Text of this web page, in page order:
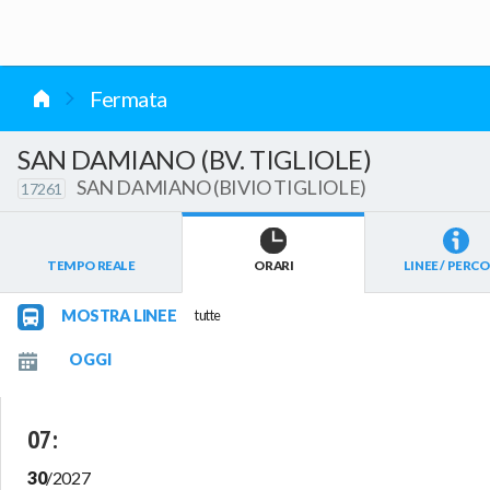
Fermata
SAN DAMIANO (BV. TIGLIOLE)
17261 SAN DAMIANO (BIVIO TIGLIOLE)
TEMPO REALE ORARI LINEE /
MOSTRA LINEE tutte
07:
30/2027